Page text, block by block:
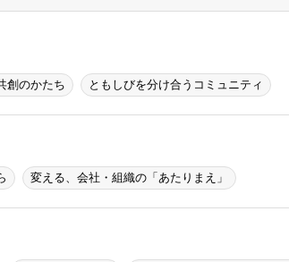
創のかたち ともしびを分け合うコミュニティ
変える、会社・組織の「あたりまえ」